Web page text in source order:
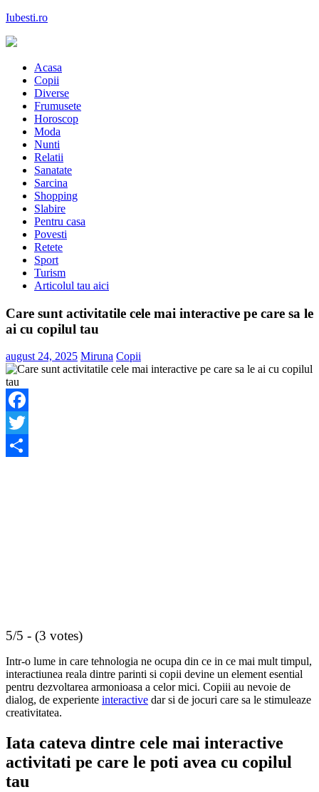
Skip
content
Iubesti.ro
astazi
Acasa
Copii
Diverse
Frumusete
Horoscop
Moda
Nunti
Relatii
Sanatate
Sarcina
Shopping
Slabire
Pentru casa
Povesti
Retete
Sport
Turism
Articolul tau aici
Care sunt activitatile cele mai interactive pe care sa le
ai cu copilul tau
august 24, 2025 Miruna Copii
Facebook
Twitter
5/5 - (3 votes)
Intr-o lume in care tehnologia ne ocupa din ce in ce mai mult timpul,
interactiunea reala dintre parinti si copii devine un element esential
pentru dezvoltarea armonioasa a celor mici. Copiii au nevoie de
dialog, de experiente interactive dar si de jocuri care sa le stimuleaze
creativitatea.
Iata cateva dintre cele mai interactive
activitati pe care le poti avea cu copilul
tau